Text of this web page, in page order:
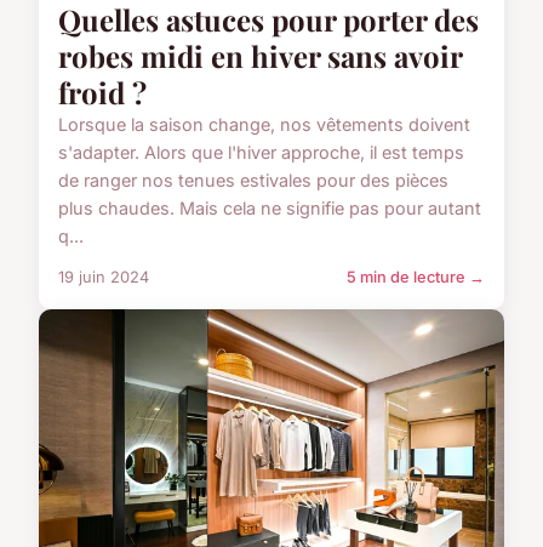
Quelles astuces pour porter des
robes midi en hiver sans avoir
froid ?
Lorsque la saison change, nos vêtements doivent
s'adapter. Alors que l'hiver approche, il est temps
de ranger nos tenues estivales pour des pièces
plus chaudes. Mais cela ne signifie pas pour autant
q...
19 juin 2024 5 min de lecture →